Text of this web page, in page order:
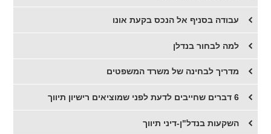
עבודה בסניף אל הנכס בקעת אונו
למה לבחור בנדלן
מדריך לבחינה של משרד המשפטים
6 דברים שחייבים לדעת לפני שמוציאים רישיון תיווך
השקעות בנדל"ן-דיני תיווך